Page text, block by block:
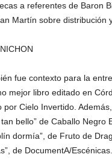
a referentes de Baron
Martín sobre distribución
fue contexto para la
mejor libro editado en
por Cielo Invertido.
bello” de Caballo Negro
dormía”, de Fruto de
de DocumentA/Escénicas.